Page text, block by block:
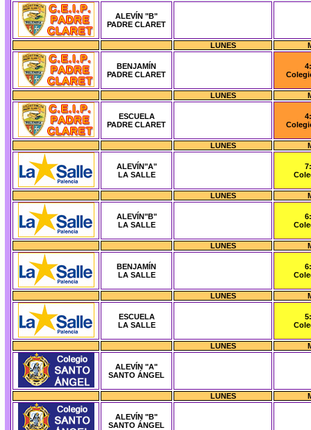
ALEVÍN "B"
PADRE CLARET
LUNES
BENJAMÍN
PADRE CLARET
LUNES
ESCUELA
PADRE CLARET
LUNES
ALEVÍN"A"
LA SALLE
LUNES
ALEVÍN"B"
LA SALLE
LUNES
BENJAMÍN
LA SALLE
LUNES
ESCUELA
LA SALLE
LUNES
ALEVÍN "A"
SANTO ÁNGEL
LUNES
ALEVÍN "B"
SANTO ÁNGEL